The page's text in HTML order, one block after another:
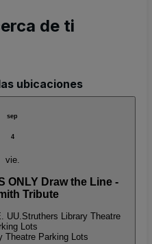
de ti
ubicaciones
sep
4
vie.
ONLY Draw the Line -
Tribute
UU.Struthers Library Theatre
Lots
Theatre Parking Lots